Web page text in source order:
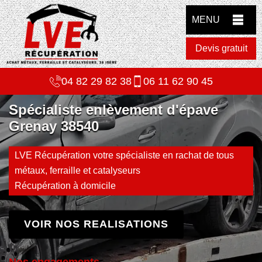
MENU
Devis gratuit
04 82 29 82 38 06 11 62 90 45
Spécialiste enlèvement d'épave
Grenay 38540
LVE Récupération votre spécialiste en rachat de tous
métaux, ferraille et catalyseurs
Récupération à domicile
VOIR NOS REALISATIONS